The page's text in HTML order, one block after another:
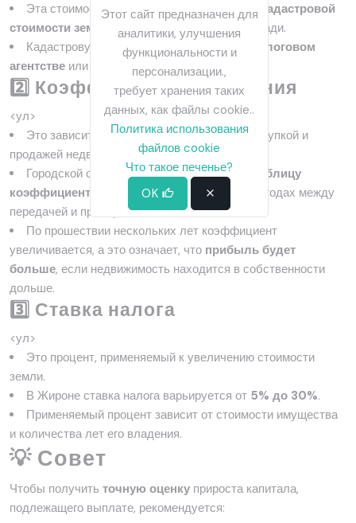
Эта стоимость рассчитывается на основе
кадастровой
стоимости земли
и эталонного индекса площади.
Кадастровую стоимость можно узнать в
Налоговом
агентстве или в квитанции IBI.
2️⃣ Коэффициент приращения
<ул>
Это зависит от лет, прошедшихмежду покупкой и
продажей недвижимости.
Городской совет Жироны устанавливает
таблицу
коэффициентов
в зависимости от разницы в годах между
передачей и приобретением.
По прошествии нескольких лет коэффициент
увеличивается, а это означает, что прибыль будет
больше, если недвижимость находится в собственности
дольше.
3️⃣ Ставка налога
<ул>
Это процент, применяемый к увеличению стоимости
земли.
В Жироне ставка налога варьируется от 5% до 30%.
Применяемый процент зависит от стоимости имущества
и количества лет его владения.
💡 Совет
Чтобы получить точную оценку прироста капитала,
подлежащего выплате, рекомендуется:
Этот сайт предназначен для
аналитики, улучшения
функциональности и
персонализации.,
требует хранения таких
данных, как файлы cookie..
Политика использования
файлов cookie
Что такое печенье?
OK